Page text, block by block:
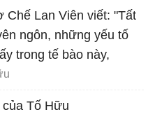
Chế Lan Viên viết: "Tất
ngôn, những yếu tố
trong tế bào này,
Tố Hữu